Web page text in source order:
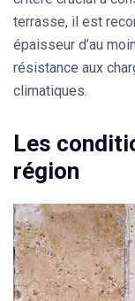
terrasse, il est
épaisseur d’au
résistance aux
climatiques.
Les
région